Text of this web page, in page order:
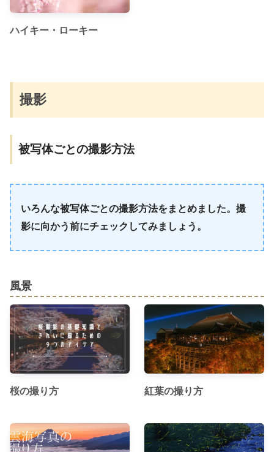
ハイキー・ローキー
撮影
被写体ごとの撮影方法
いろんな被写体ごとの撮影方法をまとめました。撮
影に向かう前にチェックしてみましょう。
風景
桜の撮り方 紅葉の撮り方